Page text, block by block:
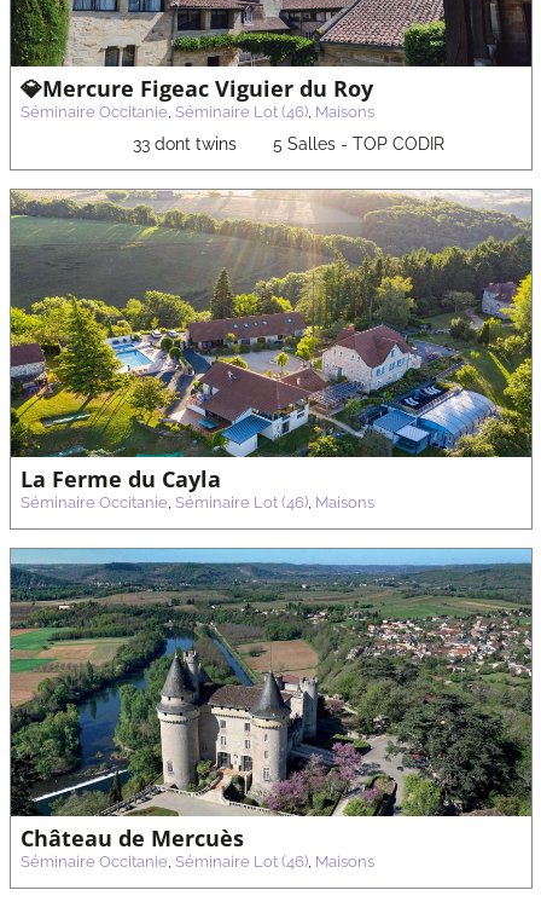
💎Mercure Figeac Viguier du Roy
Séminaire Occitanie, Séminaire Lot (46), Maisons
33 dont twins 5 Salles - TOP CODIR
La Ferme du Cayla
Séminaire Occitanie, Séminaire Lot (46), Maisons
Château de Mercuès
Séminaire Occitanie, Séminaire Lot (46), Maisons